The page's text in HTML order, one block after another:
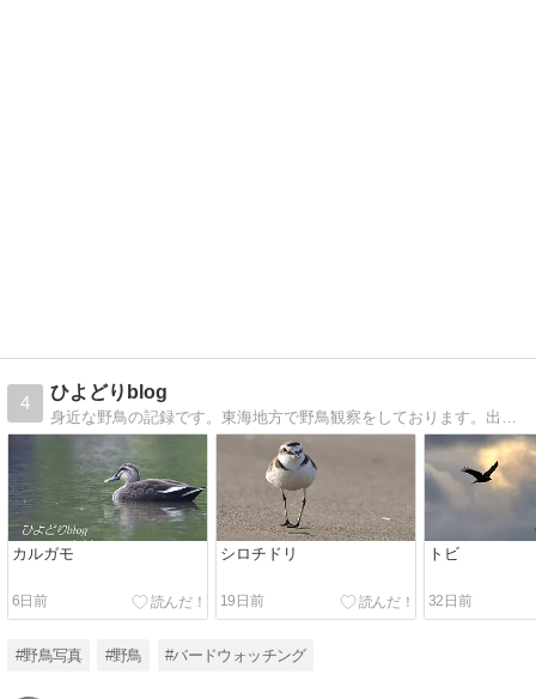
4
ひよどりblog
身近な野鳥の記録です。東海地方で野鳥観察をしております。出会いに感謝！
カルガモ
6日前
シロチドリ
19日前
トビ
32日前
#野鳥写真 #野鳥 #バードウォッチング